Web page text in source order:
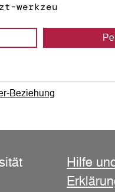
werkzeu
Beziehung
Hilfe